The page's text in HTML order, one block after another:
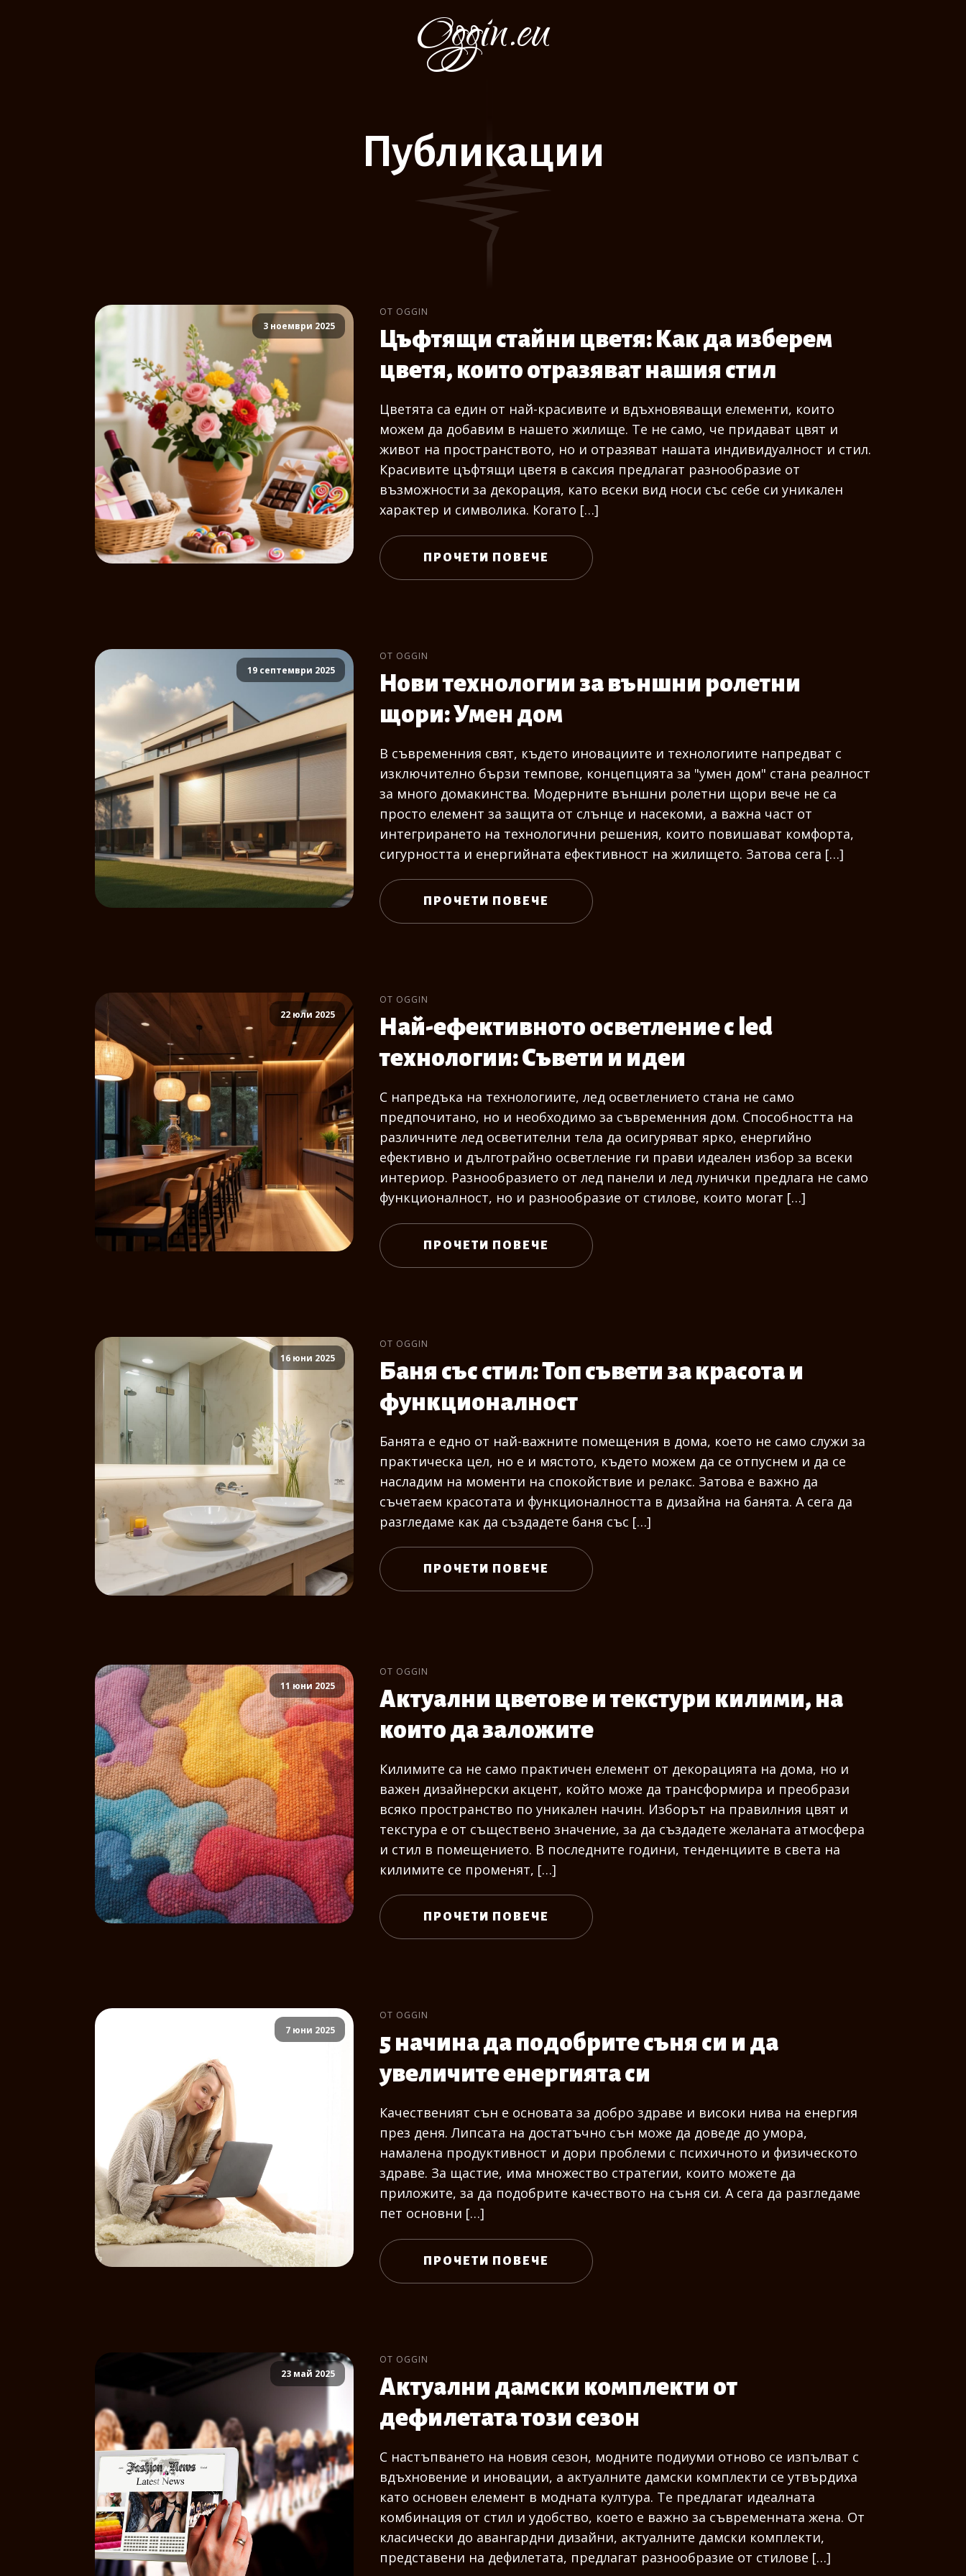
Oggin.eu
Публикации
3 ноември 2025
ОТ OGGIN
Цъфтящи стайни цветя: Как да изберем
цветя, които отразяват нашия стил
Цветята са един от най-красивите и вдъхновяващи елементи, които
можем да добавим в нашето жилище. Те не само, че придават цвят и
живот на пространството, но и отразяват нашата индивидуалност и стил.
Красивите цъфтящи цветя в саксия предлагат разнообразие от
възможности за декорация, като всеки вид носи със себе си уникален
характер и символика. Когато […]
ПРОЧЕТИ ПОВЕЧЕ
19 септември 2025
ОТ OGGIN
Нови технологии за външни ролетни
щори: Умен дом
В съвременния свят, където иновациите и технологиите напредват с
изключително бързи темпове, концепцията за "умен дом" стана реалност
за много домакинства. Модерните външни ролетни щори вече не са
просто елемент за защита от слънце и насекоми, а важна част от
интегрирането на технологични решения, които повишават комфорта,
сигурността и енергийната ефективност на жилището. Затова сега […]
ПРОЧЕТИ ПОВЕЧЕ
22 юли 2025
ОТ OGGIN
Най-ефективното осветление с led
технологии: Съвети и идеи
С напредъка на технологиите, лед осветлението стана не само
предпочитано, но и необходимо за съвременния дом. Способността на
различните лед осветителни тела да осигуряват ярко, енергийно
ефективно и дълготрайно осветление ги прави идеален избор за всеки
интериор. Разнообразието от лед панели и лед лунички предлага не само
функционалност, но и разнообразие от стилове, които могат […]
ПРОЧЕТИ ПОВЕЧЕ
16 юни 2025
ОТ OGGIN
Баня със стил: Топ съвети за красота и
функционалност
Банята е едно от най-важните помещения в дома, което не само служи за
практическа цел, но е и мястото, където можем да се отпуснем и да се
насладим на моменти на спокойствие и релакс. Затова е важно да
съчетаем красотата и функционалността в дизайна на банята. А сега да
разгледаме как да създадете баня със […]
ПРОЧЕТИ ПОВЕЧЕ
11 юни 2025
ОТ OGGIN
Актуални цветове и текстури килими, на
които да заложите
Килимите са не само практичен елемент от декорацията на дома, но и
важен дизайнерски акцент, който може да трансформира и преобрази
всяко пространство по уникален начин. Изборът на правилния цвят и
текстура е от съществено значение, за да създадете желаната атмосфера
и стил в помещението. В последните години, тенденциите в света на
килимите се променят, […]
ПРОЧЕТИ ПОВЕЧЕ
7 юни 2025
ОТ OGGIN
5 начина да подобрите съня си и да
увеличите енергията си
Качественият сън е основата за добро здраве и високи нива на енергия
през деня. Липсата на достатъчно сън може да доведе до умора,
намалена продуктивност и дори проблеми с психичното и физическото
здраве. За щастие, има множество стратегии, които можете да
приложите, за да подобрите качеството на съня си. А сега да разгледаме
пет основни […]
ПРОЧЕТИ ПОВЕЧЕ
23 май 2025
ОТ OGGIN
Актуални дамски комплекти от
дефилетата този сезон
С настъпването на новия сезон, модните подиуми отново се изпълват с
вдъхновение и иновации, а актуалните дамски комплекти се утвърдиха
като основен елемент в модната култура. Те предлагат идеалната
комбинация от стил и удобство, което е важно за съвременната жена. От
класически до авангардни дизайни, актуалните дамски комплекти,
представени на дефилетата, предлагат разнообразие от стилове […]